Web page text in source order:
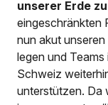
unserer Erde
eingeschränkten
nun akut
legen und
Schweiz
unterstützen. Da